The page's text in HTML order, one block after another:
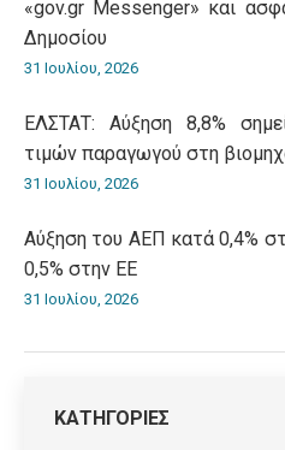
«gov.gr Messenger» και
Δημοσίου
31 Ιουλίου, 2026
ΕΛΣΤΑΤ: Αύξηση 8,8%
τιμών παραγωγού στη
31 Ιουλίου, 2026
Αύξηση του ΑΕΠ κατά 0,4%
0,5% στην ΕΕ
31 Ιουλίου, 2026
ΚΑΤΗΓΟΡΙΕΣ